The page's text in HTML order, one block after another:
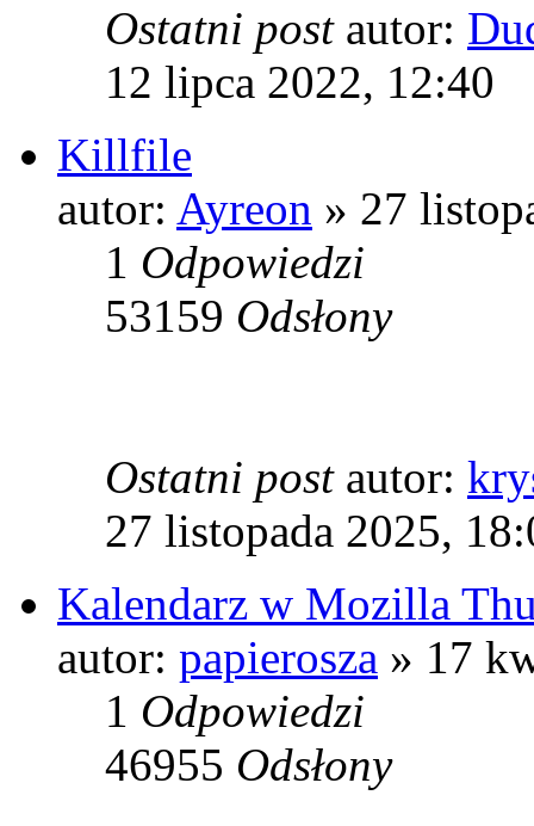
Ostatni post autor:
12 lipca 2022, 12:40
Killfile
autor: Ayreon » 27
1 Odpowiedzi
53159 Odsłony
Ostatni post autor:
27 listopada 2025,
Kalendarz w Mozilla
autor: papierosza » 17
1 Odpowiedzi
46955 Odsłony